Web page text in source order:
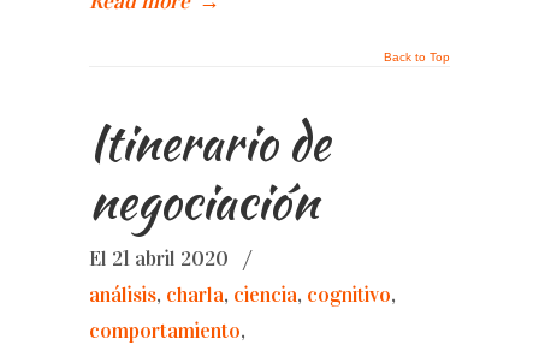
Back to Top
Itinerario de
negociación
El 21 abril 2020
/
análisis, charla, ciencia, cognitivo,
comportamiento,